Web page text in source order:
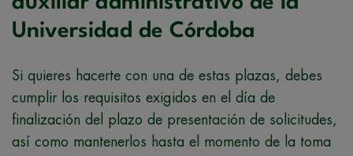
Universidad de Córdoba
Si quieres hacerte con una de estas plazas, debes
cumplir los requisitos exigidos en el día de
finalización del plazo de presentación de solicitudes,
así como mantenerlos hasta el momento de la toma